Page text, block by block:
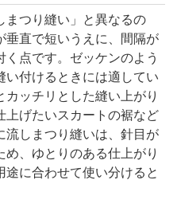
まつり縫い」と異なるの
垂直で短いうえに、間隔が
点です。ゼッケンのよう
い付けるときには適してい
カッチリとした縫い上がり
上げたいスカートの裾など
流しまつり縫いは、針目が
、ゆとりのある仕上がり
に合わせて使い分けると